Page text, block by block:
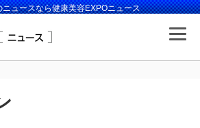
ュースなら健康美容EXPOニュース